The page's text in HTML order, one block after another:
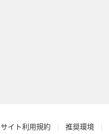
サイト利用規約 推奨環境